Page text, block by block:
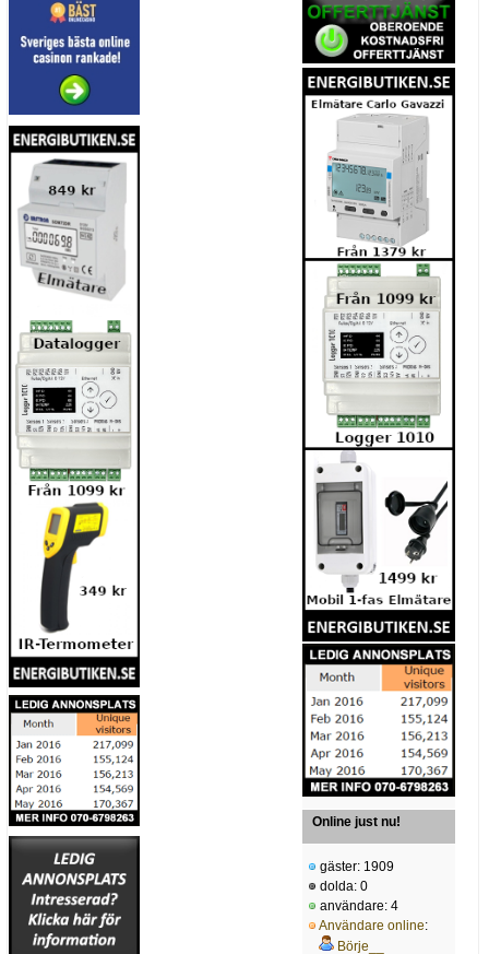
Online just nu!
gäster: 1909
dolda: 0
användare: 4
Användare online:
Börje__